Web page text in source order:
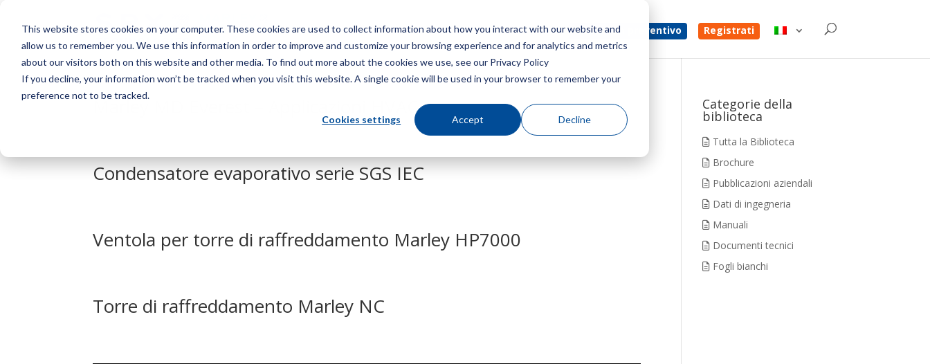
This website stores cookies on your computer. These cookies are used to collect information about how you interact with our website and
allow us to remember you. We use this information in order to improve and customize your browsing experience and for analytics and metrics
about our visitors both on this website and other media. To find out more about the cookies we use, see our Privacy Policy
If you decline, your information won’t be tracked when you visit this website. A single cookie will be used in your browser to remember your
preference not to be tracked.
Cookies settings Accept Decline
Menù Ottieni un preventivo Registrati
Marley MD Everest – Applicazioni HVAC
Condensatore evaporativo serie SGS IEC
Ventola per torre di raffreddamento Marley HP7000
Torre di raffreddamento Marley NC
Categorie della
biblioteca
Tutta la Biblioteca
Brochure
Pubblicazioni aziendali
Dati di ingegneria
Manuali
Documenti tecnici
Fogli bianchi